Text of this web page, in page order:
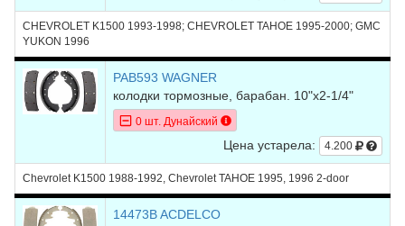
CHEVROLET K1500 1993-1998; CHEVROLET TAHOE 1995-2000; GMC
YUKON 1996
PAB593 WAGNER
колодки тормозные, барабан. 10"x2-1/4"
0 шт. Дунайский
Цена устарела: 4.200
Chevrolet K1500 1988-1992, Chevrolet TAHOE 1995, 1996 2-door
14473B ACDELCO